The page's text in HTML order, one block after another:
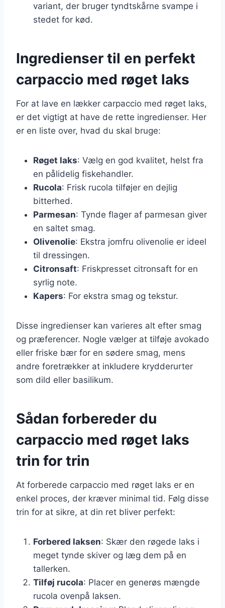
variant, der bruger tyndtskårne svampe i
stedet for kød.
Ingredienser til en perfekt
carpaccio med røget laks
For at lave en lækker carpaccio med røget laks,
er det vigtigt at have de rette ingredienser. Her
er en liste over, hvad du skal bruge:
Røget laks: Vælg en god kvalitet, helst fra
en pålidelig fiskehandler.
Rucola: Frisk rucola tilføjer en dejlig
bitterhed.
Parmesan: Tynde flager af parmesan giver
en saltet smag.
Olivenolie: Ekstra jomfru olivenolie er ideel
til dressingen.
Citronsaft: Friskpresset citronsaft for en
syrlig note.
Kapers: For ekstra smag og tekstur.
Disse ingredienser kan varieres alt efter smag
og præferencer. Nogle vælger at tilføje avokado
eller friske bær for en sødere smag, mens
andre foretrækker at inkludere krydderurter
som dild eller basilikum.
Sådan forbereder du
carpaccio med røget laks
trin for trin
At forberede carpaccio med røget laks er en
enkel proces, der kræver minimal tid. Følg disse
trin for at sikre, at din ret bliver perfekt:
Forbered laksen: Skær den røgede laks i
meget tynde skiver og læg dem på en
tallerken.
Tilføj rucola: Placer en generøs mængde
rucola ovenpå laksen.